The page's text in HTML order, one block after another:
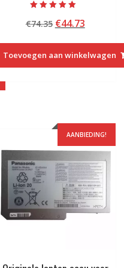
5.00
van 5
€74.35
was:
€74.35.
€44.73Huidige
is:
€44.73.
Toevoegen aan winkelwagen
AANBIEDING!